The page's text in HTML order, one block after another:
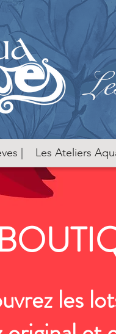
| Les Ateliers
les